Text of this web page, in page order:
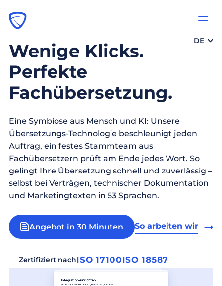
DE
Wenige Klicks.
Perfekte
Fachübersetzung.
Eine Symbiose aus Mensch und KI: Unsere
Übersetzungs-Technologie beschleunigt jeden
Auftrag, ein festes Stammteam aus
Fachübersetzern prüft am Ende jedes Wort. So
gelingt Ihre Übersetzung schnell und zuverlässig –
selbst bei Verträgen, technischer Dokumentation
und Marketingtexten in 53 Sprachen.
Angebot in 30 Minuten So arbeiten wir
Zertifiziert nachISO 17100ISO 18587